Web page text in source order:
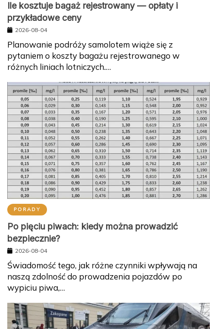
Ile kosztuje bagaż rejestrowany — opłaty i
przykładowe ceny
2026-08-04
Planowanie podróży samolotem wiąże się z
pytaniem o koszty bagażu rejestrowanego w
różnych liniach lotniczych.…
PORADY
Po pięciu piwach: kiedy można prowadzić
bezpiecznie?
2026-08-04
Świadomość tego, jak różne czynniki wpływają na
naszą zdolność do prowadzenia pojazdów po
wypiciu piwa,…